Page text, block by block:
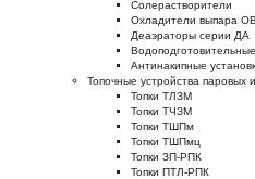
Солерастворители
Охладители выпара
Деаэраторы серии ДА
Антинакипные
Топочные устройства паровых
Топки ТЛЗМ
Топки ТЧЗМ
Топки ТШПм
Топки ТШПмц
Топки ЗП-РПК
Топки ПТЛ-РПК